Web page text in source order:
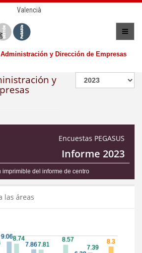
Valencià
Administración y Dirección de Empresas
y
Encuestas PEGASUS
Informe 2023
imprimible del informe de centro
las áreas